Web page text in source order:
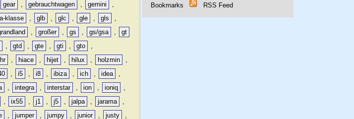
gear , gebrauchtwagen , gemini
,
klasse , glb , glc , gle , gls
,
, großer , gs , gs/gsa ,
gt
, gtd , gte , gti , gto
,
, hiace , hijet , hilux , holzmin
,
, i5 , i8 , ibiza , ich , idea
,
, integra , interstar , ion , ioniq
,
, ix55 , j1 , j5 , jalpa , jarama
,
, jumper , jumpy , junior , justy
,
Bookmarks RSS Feed